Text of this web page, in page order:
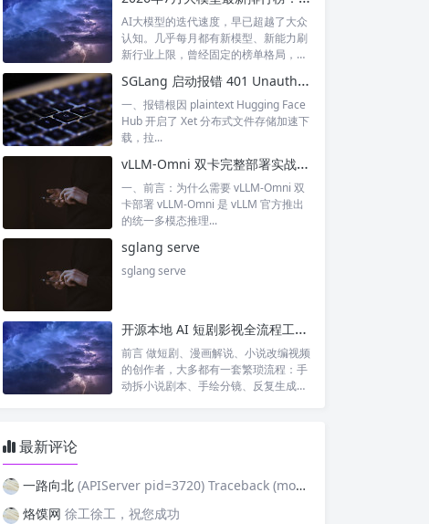
AI大模型的迭代速度，早已超越了大众
认知。几乎每月都有新模型、新能力刷
新行业上限，曾经固定的榜单格局，如
SGLang 启动报错 401 Unauthorized XET CAS 鉴权失败 完整排查与解决
一、报错根因 plaintext Hugging Face
Hub 开启了 Xet 分布式文件存储加速下
载，拉...
vLLM-Omni 双卡完整部署实战：多模态 / 文生图 / 文生视频双卡张量并行落地指南
一、前言：为什么需要 vLLM-Omni 双
卡部署 vLLM-Omni 是 vLLM 官方推出
的统一多模态推理...
sglang serve
sglang serve
开源本地 AI 短剧影视全流程工具｜waoowaoo 完整测评，小说一键生成成片
前言 做短剧、漫画解说、小说改编视频
的创作者，大多都有一套繁琐流程：手
动拆小说剧本、手绘分镜、反复生成统
最新评论
一路向北 (APIServer pid=3720) Traceback (most recent
烙馍网 徐工徐工，祝您成功